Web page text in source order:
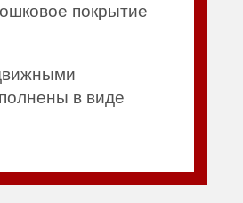
покрытие
в виде